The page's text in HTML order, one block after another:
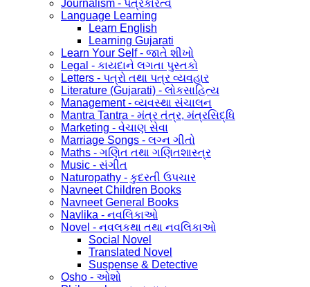
Journalism - પત્રકારત્વ
Language Learning
Learn English
Learning Gujarati
Learn Your Self - જાતે શીખો
Legal - કાયદાને લગતા પુસ્તકો
Letters - પત્રો તથા પત્ર વ્યવહાર
Literature (Gujarati) - લોકસાહિત્ય
Management - વ્યવસ્થા સંચાલન
Mantra Tantra - મંત્ર તંત્ર, મંત્રસિદ્ધિ
Marketing - વેચાણ સેવા
Marriage Songs - લગ્ન ગીતો
Maths - ગણિત તથા ગણિતશાસ્ત્ર
Music - સંગીત
Naturopathy - કુદરતી ઉપચાર
Navneet Children Books
Navneet General Books
Navlika - નવલિકાઓ
Novel - નવલકથા તથા નવલિકાઓ
Social Novel
Translated Novel
Suspense & Detective
Osho - ઓશો